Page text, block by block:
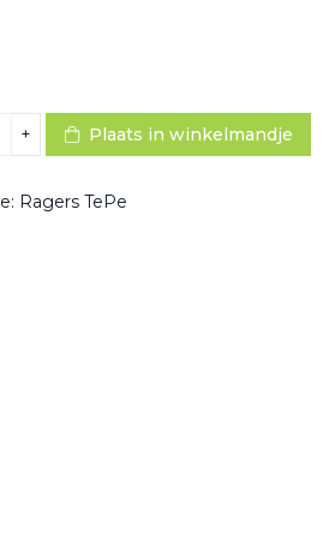
+ Plaats in winkelmandje
Ragers TePe